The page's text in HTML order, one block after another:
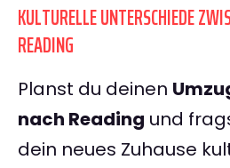
KULTURELLE UNTERSCHIEDE
READING
Planst du deinen
nach Reading und
dein neues Zuhause